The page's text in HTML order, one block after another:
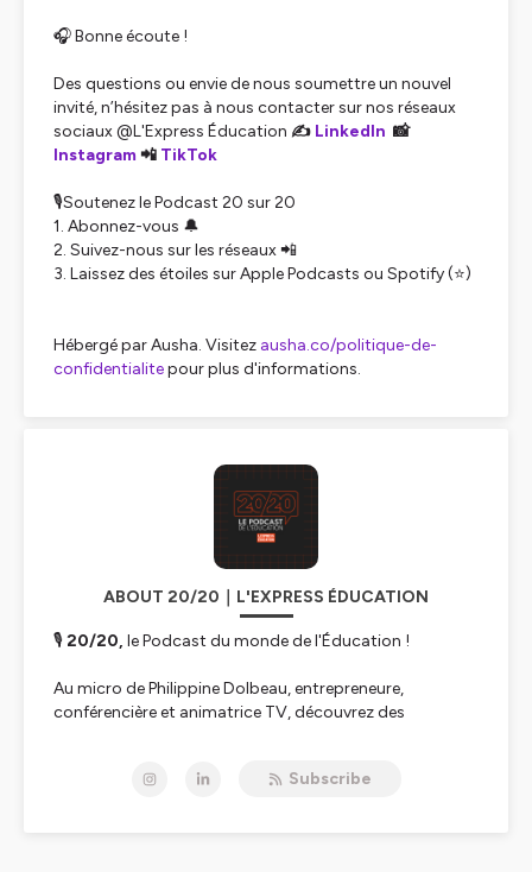
🎧 Bonne écoute !
Des questions ou envie de nous soumettre un nouvel
invité, n’hésitez pas à nous contacter sur nos réseaux
sociaux @L'Express Éducation ✍️ LinkedIn 📸
Instagram📲 TikTok
🎙Soutenez le Podcast 20 sur 20
1. Abonnez-vous 🔔
2. Suivez-nous sur les réseaux 📲
3. Laissez des étoiles sur Apple Podcasts ou Spotify (⭐)
Hébergé par Ausha. Visitez ausha.co/politique-de-
confidentialitepour plus d'informations.
ABOUT 20/20｜L'EXPRESS ÉDUCATION
🎙️20/20, le Podcast du monde de l'Éducation !
Au micro de Philippine Dolbeau, entrepreneure,
conférencière et animatrice TV, découvrez des
sur l'école d'aujourd'hui et de demain.
Subscribe